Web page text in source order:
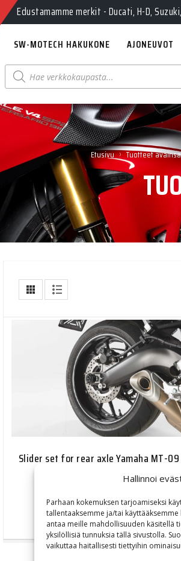
Hallinnoi
Parhaan kokemuksen tarjoamiseksi
tallentaaksemme ja/tai
antaa meille mahdollisuuden käsitellä
yksilöllisiä tunnuksia tällä sivustolla.
vaikuttaa haitallisesti tiettyihin
Edustamamme merkit - Ducati, H-D,
SW-MOTECH HAKUKONE AJONEUVOT
Products
search
Etusivu › Tuotteet
Slider set for rear axle Yamaha MT-09
13-16 / Tracer XSR900 / Abarth
65,80€